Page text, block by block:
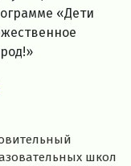
«Дети
школ